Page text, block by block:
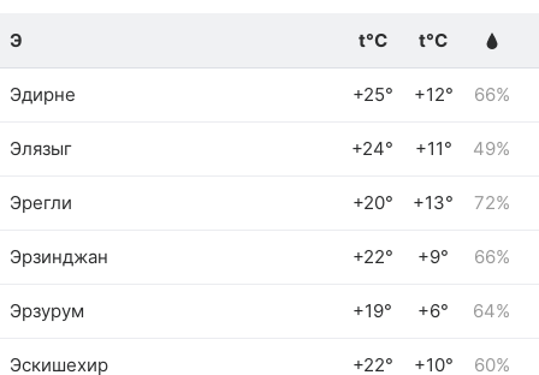
Э t°C t°C
Эдирне +25° +12° 66%
Элязыг +24° +11° 49%
Эрегли +20° +13° 72%
Эрзинджан +22° +9° 66%
Эрзурум +19° +6° 64%
Эскишехир +22° +10° 60%